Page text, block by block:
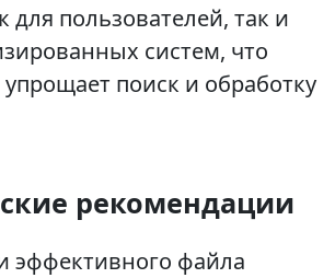
для пользователей, так и
систем, что
поиск и обработку
рекомендации
эффективного файла